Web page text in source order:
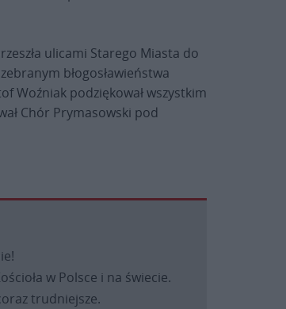
ulicami Starego Miasta do
błogosławieństwa
Woźniak podziękował wszystkim
Chór Prymasowski pod
w Polsce i na świecie.
trudniejsze.